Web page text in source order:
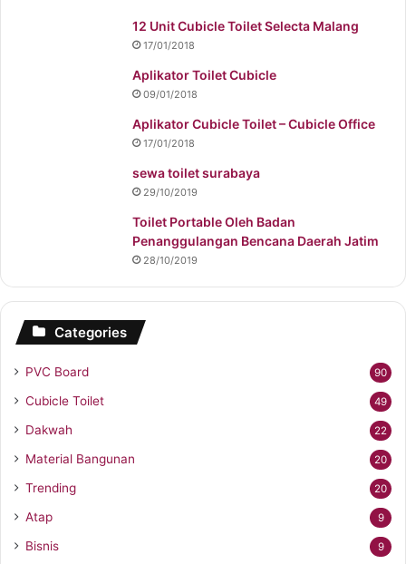
12 Unit Cubicle Toilet Selecta Malang
17/01/2018
Aplikator Toilet Cubicle
09/01/2018
Aplikator Cubicle Toilet – Cubicle Office
17/01/2018
sewa toilet surabaya
29/10/2019
Toilet Portable Oleh Badan
Penanggulangan Bencana Daerah Jatim
28/10/2019
Categories
PVC Board 90
Cubicle Toilet 49
Dakwah 22
Material Bangunan 20
Trending 20
Atap 9
Bisnis 9